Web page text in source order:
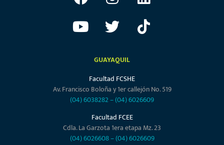
GUAYAQUIL
Facultad FCSHE
Av. Francisco Boloña y 1er callejón No. 519
(04) 6038282–(04) 6026609
Facultad FCEE
Cdla. La Garzota 1era etapa Mz. 23
(04) 6026608–(04) 6026609